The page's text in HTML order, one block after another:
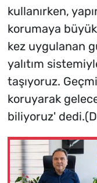
kullanırken,
korumaya
kez uygulanan
yalıtım
taşıyoruz.
koruyarak
biliyoruz'